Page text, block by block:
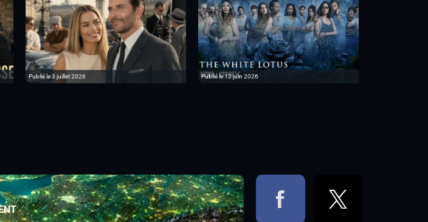
Publié le 3 juillet 2026 Publié le 12 juin 2026